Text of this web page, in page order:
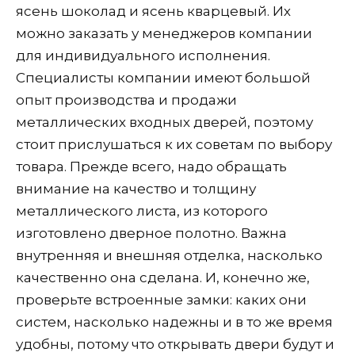
ясень шоколад и ясень кварцевый. Их
можно заказать у менеджеров компании
для индивидуального исполнения.
Специалисты компании имеют большой
опыт производства и продажи
металлических входных дверей, поэтому
стоит прислушаться к их советам по выбору
товара. Прежде всего, надо обращать
внимание на качество и толщину
металлического листа, из которого
изготовлено дверное полотно. Важна
внутренняя и внешняя отделка, насколько
качественно она сделана. И, конечно же,
проверьте встроенные замки: каких они
систем, насколько надежны и в то же время
удобны, потому что открывать двери будут и